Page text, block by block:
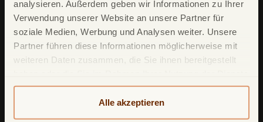
analysieren. Außerdem geben wir Informationen zu Ihrer
Verwendung unserer Website an unsere Partner für
soziale Medien, Werbung und Analysen weiter. Unsere
Partner führen diese Informationen möglicherweise mit
weiteren Daten zusammen, die Sie ihnen bereitgestellt
gesammelt haben. Weitere detailliertere Informationen
finden Sie in unsererDatenschutzerklärung
Cookie-Policy. Das Impressum können Siehier
Alle akzeptieren
Freunde werben Freunde
Mastercard ID Check
Mastercard Click to Pay
Ratenzahlung